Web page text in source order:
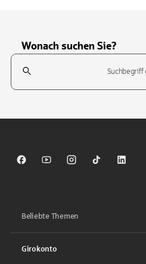
Wonach suchen Sie?
Suchfeld
Sparkasse auf Facebook
Sparkasse auf Youtube
Sparkasse aufSparkasse auf
Beliebte Themen
Girokonto